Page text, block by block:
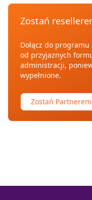
Zostań
Dołącz do
od przyjaznych
administracji,
wypełnione.
Zostań Partnerem